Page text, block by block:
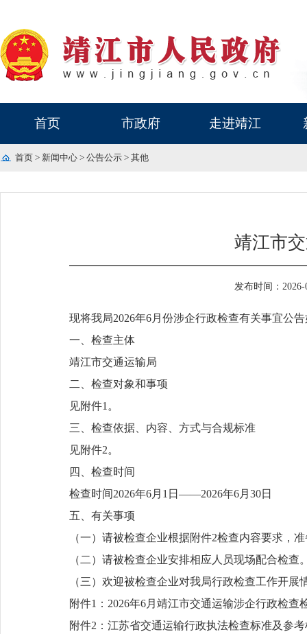
首页 市政府 走进靖江
首页 > 新闻中心 > 公告公示 > 其他
靖江市
发布时间：2026-
现将我局2026年6月份涉企行政检查有关事宜公
一、检查主体
靖江市交通运输局
二、检查对象和事项
见附件1。
三、检查依据、内容、方式与合规标准
见附件2。
四、检查时间
检查时间2026年6月1日——2026年6月30日
五、有关事项
（一）请被检查企业根据附件2检查内容要求，
（二）请被检查企业安排相应人员现场配合检查
（三）欢迎被检查企业对我局行政检查工作开展
附件1：2026年6月靖江市交通运输涉企行政检查
附件2：江苏省交通运输行政执法检查标准及参